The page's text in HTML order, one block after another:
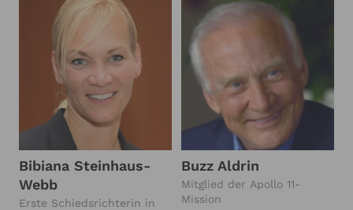
Zusammenarbeit
Bibiana Steinhaus-
Webb
Erste Schiedsrichterin in
Buzz Aldrin
Mitglied der Apollo 11-
Mission